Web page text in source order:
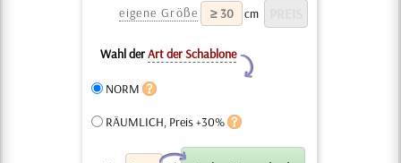
eigene Größe
cm
Wahl derArt der Schablone
Y
NORM
RÄUMLICH, Preis +30%